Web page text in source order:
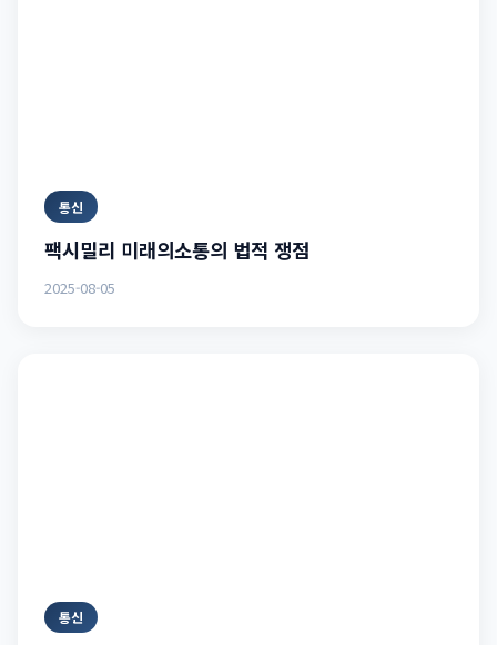
통신
팩시밀리 미래의소통의 법적 쟁점
2025-08-05
통신